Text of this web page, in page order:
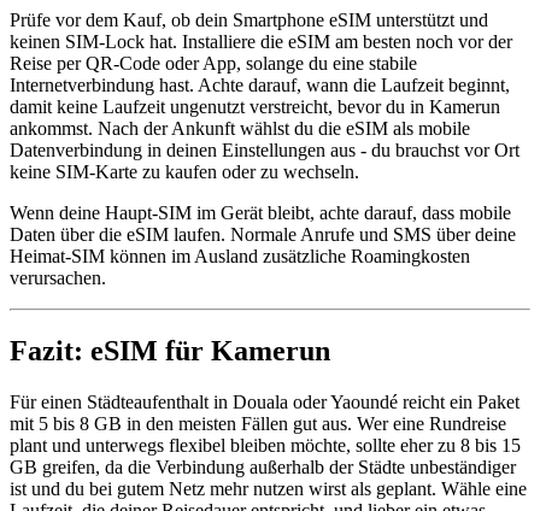
Prüfe vor dem Kauf, ob dein Smartphone eSIM unterstützt und
keinen SIM-Lock hat. Installiere die eSIM am besten noch vor der
Reise per QR-Code oder App, solange du eine stabile
Internetverbindung hast. Achte darauf, wann die Laufzeit beginnt,
damit keine Laufzeit ungenutzt verstreicht, bevor du in Kamerun
ankommst. Nach der Ankunft wählst du die eSIM als mobile
Datenverbindung in deinen Einstellungen aus - du brauchst vor Ort
keine SIM-Karte zu kaufen oder zu wechseln.
Wenn deine Haupt-SIM im Gerät bleibt, achte darauf, dass mobile
Daten über die eSIM laufen. Normale Anrufe und SMS über deine
Heimat-SIM können im Ausland zusätzliche Roamingkosten
verursachen.
Fazit: eSIM für Kamerun
Für einen Städteaufenthalt in Douala oder Yaoundé reicht ein Paket
mit 5 bis 8 GB in den meisten Fällen gut aus. Wer eine Rundreise
plant und unterwegs flexibel bleiben möchte, sollte eher zu 8 bis 15
GB greifen, da die Verbindung außerhalb der Städte unbeständiger
ist und du bei gutem Netz mehr nutzen wirst als geplant. Wähle eine